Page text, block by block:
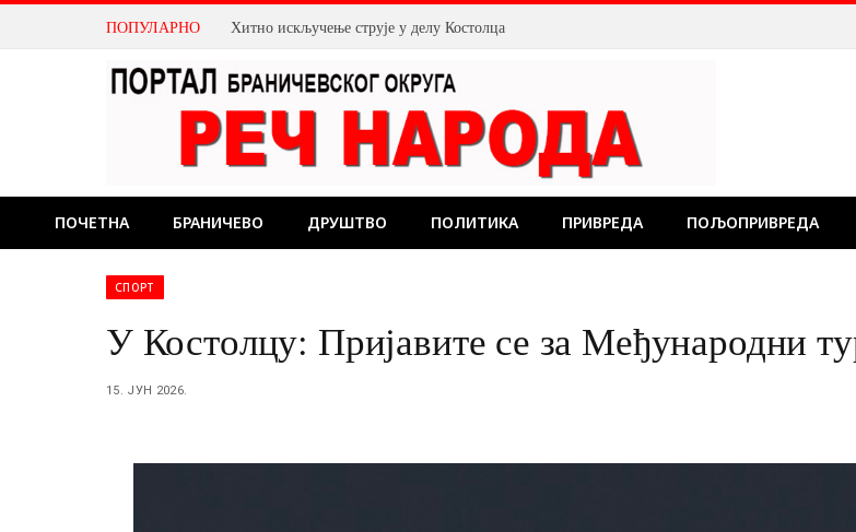
ПОПУЛАРНО Хитно искључење струје у делу Костолца
ПОЧЕТНА БРАНИЧЕВО ДРУШТВО ПОЛИТИКА ПРИВРЕДА ПОЉОПРИВРЕДА
СПОРТ
У Костолцу: Пријавите се за Међународни
15. ЈУН 2026.